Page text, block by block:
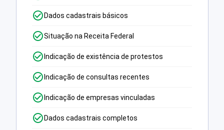
Dados cadastrais básicos
Situação na Receita Federal
Indicação de existência de protestos
Indicação de consultas recentes
Indicação de empresas vinculadas
Dados cadastrais completos